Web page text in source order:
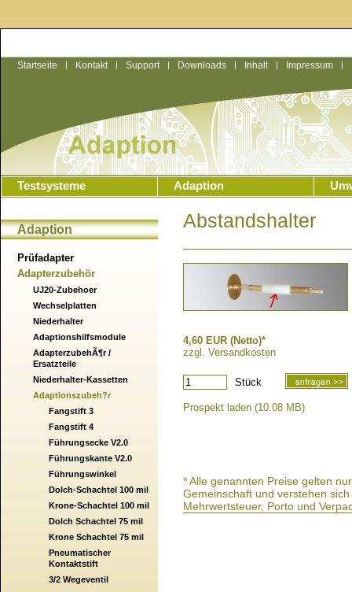
Startseite | Kontakt | Support | Downloads | Inhalt | Impressum |
Testsysteme Adaption
Adaption
Prüfadapter
Adapterzubehör
UJ20-Zubehoer
Wechselplatten
Niederhalter
Adaptionshilfsmodule
AdapterzubehÃ¶r /
Ersatzteile
Niederhalter-Kassetten
Adaptionszubeh?r
Fangstift 3
Fangstift 4
Führungsecke V2.0
Führungskante V2.0
Führungswinkel
Dolch-Schachtel 100 mil
Krone-Schachtel 100 mil
Dolch Schachtel 75 mil
Krone Schachtel 75 mil
Pneumatischer
Kontaktstift
3/2 Wegeventil
Abstandshalter
4,60 EUR (Netto)*
zzgl. Versandkosten
Stück
Prospekt laden (10.08 MB)
* Alle genannten Preise gelten
Gemeinschaft und verstehen
Mehrwertsteuer, Porto und